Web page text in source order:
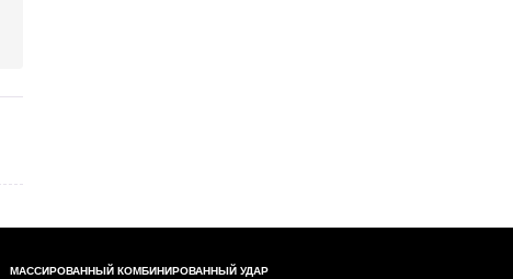
МАССИРОВАННЫЙ КОМБИНИРОВАННЫЙ УДАР